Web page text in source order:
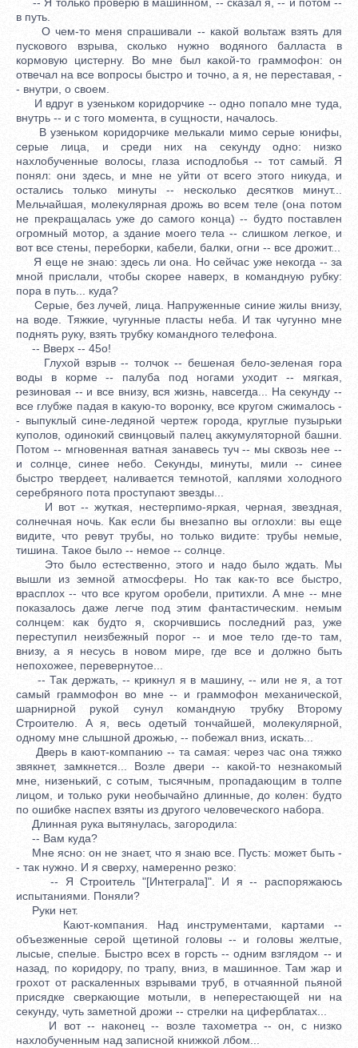
в путь.
О чем-то меня спрашивали -- какой вольтаж взять для
пускового взрыва, сколько нужно водяного балласта в
кормовую цистерну. Во мне был какой-то граммофон: он
отвечал на все вопросы быстро и точно, а я, не переставая, -
- внутри, о своем.
И вдруг в узеньком коридорчике -- одно попало мне туда,
внутрь -- и с того момента, в сущности, началось.
В узеньком коридорчике мелькали мимо серые юнифы,
серые лица, и среди них на секунду одно: низко
нахлобученные волосы, глаза исподлобья -- тот самый. Я
понял: они здесь, и мне не уйти от всего этого никуда, и
остались только минуты -- несколько десятков минут...
Мельчайшая, молекулярная дрожь во всем теле (она потом
не прекращалась уже до самого конца) -- будто поставлен
огромный мотор, а здание моего тела -- слишком легкое, и
вот все стены, переборки, кабели, балки, огни -- все дрожит...
Я еще не знаю: здесь ли она. Но сейчас уже некогда -- за
мной прислали, чтобы скорее наверх, в командную рубку:
пора в путь... куда?
Серые, без лучей, лица. Напруженные синие жилы внизу,
на воде. Тяжкие, чугунные пласты неба. И так чугунно мне
поднять руку, взять трубку командного телефона.
-- Вверх -- 45o!
Глухой взрыв -- толчок -- бешеная бело-зеленая гора
воды в корме -- палуба под ногами уходит -- мягкая,
резиновая -- и все внизу, вся жизнь, навсегда... На секунду --
все глубже падая в какую-то воронку, все кругом сжималось -
- выпуклый сине-ледяной чертеж города, круглые пузырьки
куполов, одинокий свинцовый палец аккумуляторной башни.
Потом -- мгновенная ватная занавесь туч -- мы сквозь нее --
и солнце, синее небо. Секунды, минуты, мили -- синее
быстро твердеет, наливается темнотой, каплями холодного
серебряного пота проступают звезды...
И вот -- жуткая, нестерпимо-яркая, черная, звездная,
солнечная ночь. Как если бы внезапно вы оглохли: вы еще
видите, что ревут трубы, но только видите: трубы немые,
тишина. Такое было -- немое -- солнце.
Это было естественно, этого и надо было ждать. Мы
вышли из земной атмосферы. Но так как-то все быстро,
врасплох -- что все кругом оробели, притихли. А мне -- мне
показалось даже легче под этим фантастическим. немым
солнцем: как будто я, скорчившись последний раз, уже
переступил неизбежный порог -- и мое тело где-то там,
внизу, а я несусь в новом мире, где все и должно быть
непохожее, перевернутое...
-- Так держать, -- крикнул я в машину, -- или не я, а тот
самый граммофон во мне -- и граммофон механической,
шарнирной рукой сунул командную трубку Второму
Строителю. А я, весь одетый тончайшей, молекулярной,
одному мне слышной дрожью, -- побежал вниз, искать...
Дверь в кают-компанию -- та самая: через час она тяжко
звякнет, замкнется... Возле двери -- какой-то незнакомый
мне, низенький, с сотым, тысячным, пропадающим в толпе
лицом, и только руки необычайно длинные, до колен: будто
по ошибке наспех взяты из другого человеческого набора.
Длинная рука вытянулась, загородила:
-- Вам куда?
Мне ясно: он не знает, что я знаю все. Пусть: может быть -
- так нужно. И я сверху, намеренно резко:
-- Я Строитель "[Интеграла]". И я -- распоряжаюсь
испытаниями. Поняли?
Руки нет.
Кают-компания. Над инструментами, картами --
объезженные серой щетиной головы -- и головы желтые,
лысые, спелые. Быстро всех в горсть -- одним взглядом -- и
назад, по коридору, по трапу, вниз, в машинное. Там жар и
грохот от раскаленных взрывами труб, в отчаянной пьяной
присядке сверкающие мотыли, в неперестающей ни на
секунду, чуть заметной дрожи -- стрелки на циферблатах...
И вот -- наконец -- возле тахометра -- он, с низко
нахлобученным над записной книжкой лбом...